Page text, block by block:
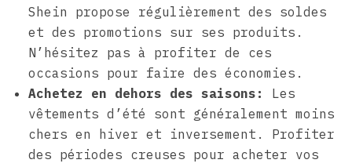
Shein propose régulièrement des soldes
et des promotions sur ses produits.
N’hésitez pas à profiter de ces
occasions pour faire des économies.
Achetez en dehors des saisons:
Les
vêtements d’été sont généralement moins
chers en hiver et inversement. Profiter
des périodes creuses pour acheter vos